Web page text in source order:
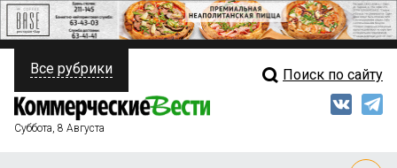
ПОЛИТИКА
ФИНАНСЫ
Свежий выпуск
Все рубрики Поиск по сайту
Суббота, 8 Августа